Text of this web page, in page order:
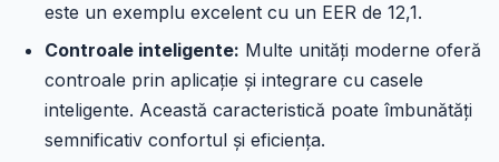
este un exemplu excelent cu un EER de 12,1.
Controale inteligente: Multe unități moderne oferă
controale prin aplicație și integrare cu casele
inteligente. Această caracteristică poate îmbunătăți
semnificativ confortul și eficiența.